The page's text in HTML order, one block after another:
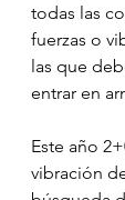
todas las
fuerzas o
las que
entrar en
Este año
vibración